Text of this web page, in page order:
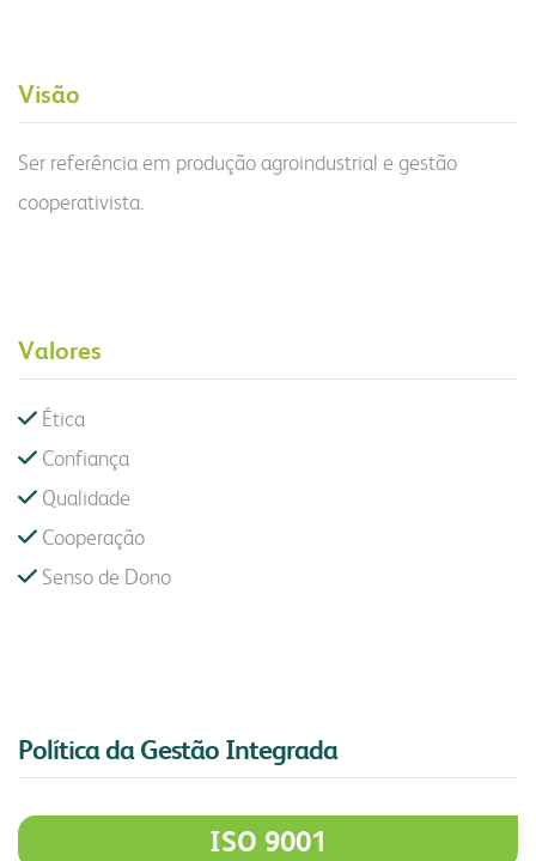
Visão
Ser referência em produção agroindustrial e gestão
cooperativista.
Valores
Ética
Confiança
Qualidade
Cooperação
Senso de Dono
Política da Gestão Integrada
ISO 9001